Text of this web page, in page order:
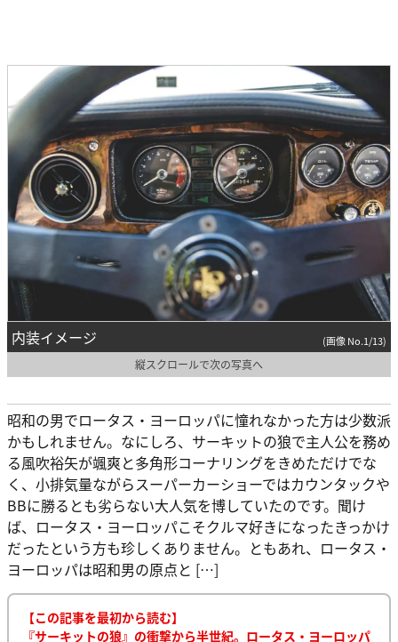
内装イメージ (画像 No.1/13)
縦スクロールで次の写真へ
昭和の男でロータス・ヨーロッパに憧れなかった方は少数派
かもしれません。なにしろ、サーキットの狼で主人公を務め
る風吹裕矢が颯爽と多角形コーナリングをきめただけでな
く、小排気量ながらスーパーカーショーではカウンタックや
BBに勝るとも劣らない大人気を博していたのです。聞け
ば、ロータス・ヨーロッパこそクルマ好きになったきっかけ
だったという方も珍しくありません。ともあれ、ロータス・
ヨーロッパは昭和男の原点と […]
【この記事を最初から読む】
『サーキットの狼』の衝撃から半世紀。ロータス・ヨーロッパ